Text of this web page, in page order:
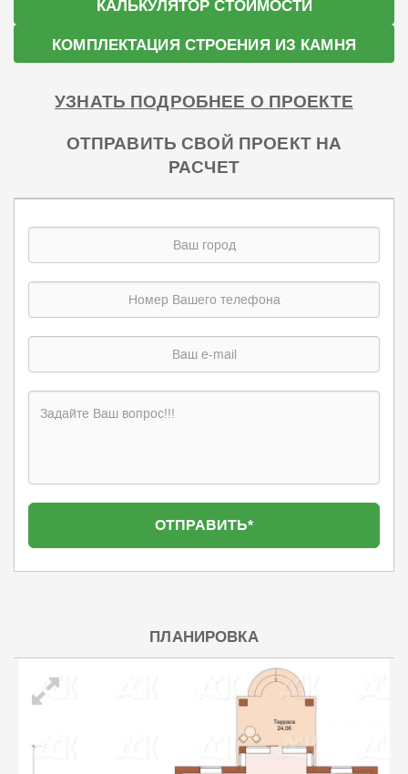
КАЛЬКУЛЯТОР СТОИМОСТИ
КОМПЛЕКТАЦИЯ СТРОЕНИЯ ИЗ КАМНЯ
УЗНАТЬ ПОДРОБНЕЕ О ПРОЕКТЕ
ОТПРАВИТЬ СВОЙ ПРОЕКТ НА
РАСЧЕТ
ПЛАНИРОВКА